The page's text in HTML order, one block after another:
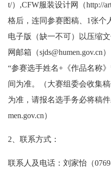
t/）,CFW服装设计网（http://
格后，连同参赛图稿、1张个
电子版（缺一不可）以压缩
网邮箱（sjds@humen.gov.cn
“参赛选手姓名+《作品名称
间为准。（大赛组委会收集
为准，请报名选手务必将稿
men.gov.cn）
2、联系方式：
联系人及电话：刘家怡（0769-